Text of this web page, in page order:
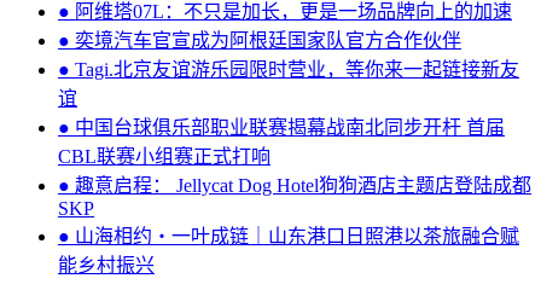
● 阿维塔07L：不只是加长，更是一场品牌向上的加速
● 奕境汽车官宣成为阿根廷国家队官方合作伙伴
● Tagi.北京友谊游乐园限时营业，等你来一起链接新友
谊
● 中国台球俱乐部职业联赛揭幕战南北同步开杆 首届
CBL联赛小组赛正式打响
● 趣意启程： Jellycat Dog Hotel狗狗酒店主题店登陆成都
SKP
● 山海相约・一叶成链｜山东港口日照港以茶旅融合赋
能乡村振兴